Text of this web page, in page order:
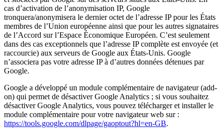
cas d’activation de l’anonymisation IP, Google
tronquera/anonymisera le dernier octet de l’adresse IP pour les États
membres de l’Union européenne ainsi que pour les autres signataires
de l’Accord sur l’Espace Économique Européen. C’est seulement
dans des cas exceptionnels que l’adresse IP complète est envoyée (et
raccourcie) aux serveurs de Google aux États-Unis. Google
n’associera pas votre adresse IP à d’autres données détenues par
Google.
Google a développé un module complémentaire de navigateur (add-
on) qui permet de désactiver Google Analytics ; si vous souhaitez
désactiver Google Analytics, vous pouvez télécharger et installer le
module complémentaire pour votre navigateur web sur :
https://tools.google.com/dlpage/gaoptout?hl=en-GB.